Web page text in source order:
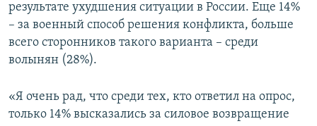
результате ухудшения ситуации в России. Еще 14%
– за военный способ решения конфликта, больше
всего сторонников такого варианта – среди
волынян (28%).
«Я очень рад, что среди тех, кто ответил на опрос,
только 14% высказались за силовое возвращение